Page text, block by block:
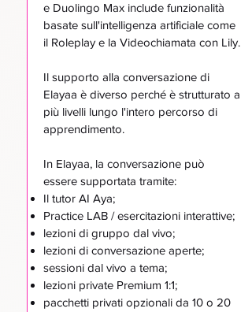
e Duolingo Max include funzionalità
basate sull'intelligenza artificiale come
il Roleplay e la Videochiamata con Lily.
Il supporto alla conversazione di
Elayaa è diverso perché è strutturato a
più livelli lungo l'intero percorso di
apprendimento.
In Elayaa, la conversazione può
essere supportata tramite:
Il tutor AI Aya;
Practice LAB / esercitazioni interattive;
lezioni di gruppo dal vivo;
lezioni di conversazione aperte;
sessioni dal vivo a tema;
lezioni private Premium 1:1;
pacchetti privati opzionali da 10 o 20